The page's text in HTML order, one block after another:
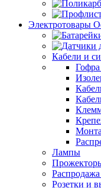
Электротовары
Кабели и
Лампы
Распродажа
Розетки и